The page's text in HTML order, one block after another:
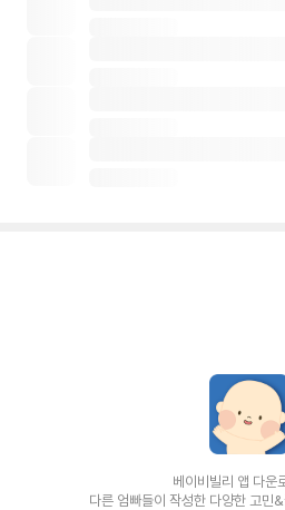
베이비빌리 앱 다운
다른 엄빠들이 작성한 다양한 고민